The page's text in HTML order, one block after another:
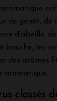
de genêt, de
d'abeille,
bouche, les
des arômes
aromatique.
classés